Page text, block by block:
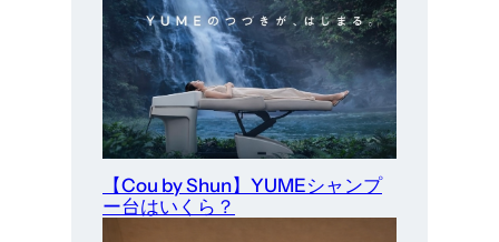
【Cou by Shun】YUMEシャンプ
ー台はいくら？